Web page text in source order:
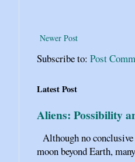
Newer Post
Subscribe to: Post
Latest Post
Aliens: Possibility
Although no
moon beyond Earth,